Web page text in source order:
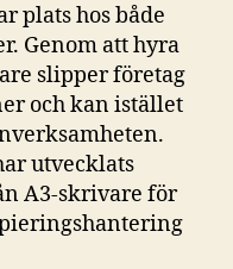
plats hos både
Genom att hyra
slipper företag
och kan istället
utvecklats
A3-skrivare för